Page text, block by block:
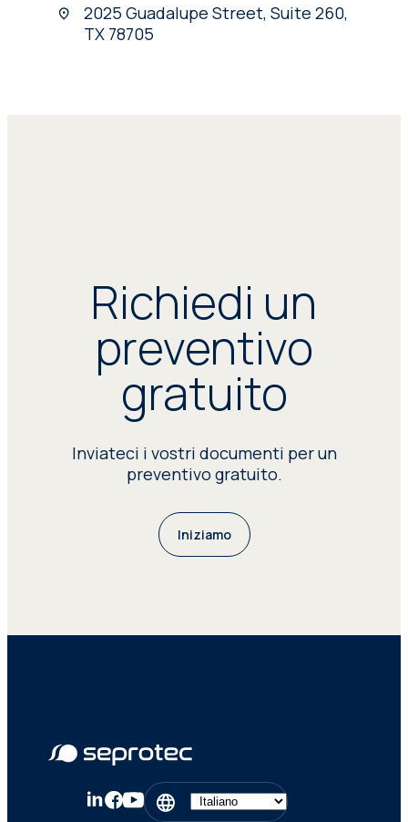
2025 Guadalupe Street, Suite 260,
TX 78705
Richiedi un
preventivo
gratuito
Inviateci i vostri documenti per un
preventivo gratuito.
Iniziamo